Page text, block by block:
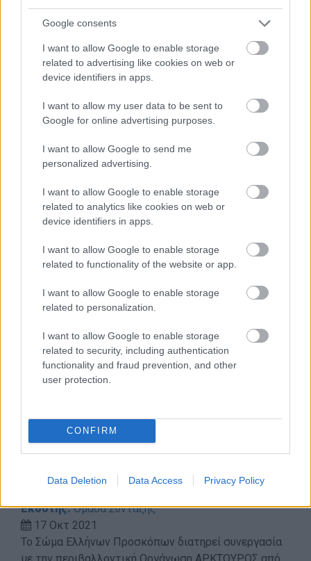
Google consents
I want to allow Google to enable storage
related to advertising like cookies on web or
device identifiers in apps.
I want to allow my user data to be sent to
Google for online advertising purposes.
I want to allow Google to send me
personalized advertising.
I want to allow Google to enable storage
related to analytics like cookies on web or
device identifiers in apps.
I want to allow Google to enable storage
related to functionality of the website or app.
I want to allow Google to enable storage
related to personalization.
I want to allow Google to enable storage
related to security, including authentication
functionality and fraud prevention, and other
user protection.
CONFIRM
Data Deletion Data Access Privacy Policy
09 Νοε 2021
Το πρόγραμμα «Πρόσκοπος του Κόσμου» έχει
θεσμοθετηθεί από τον Παγκόσμια Προσκοπική
Οργάνωση - W.O.S.M. και από τον Οργανισμό
Ηνωμένων Εθνών....
Τι γυρεύουν οι Πρόσκοποι στο COP26;
Εκδότης: Ομάδα Σύνταξης
08 Νοε 2021
από αυτά που κάνουμε και μαθαίνουμε στον
προσκοπισμό αφορούν την κατανόηση και τη
Τα μέλη της Προσκοπικής Ομάδας
Διάσωσης Άγριας Ζωής (Π.Ο.Δ.Α...
Εκδότης:Ομάδα Σύνταξης
17 Οκτ 2021
Το Σώμα Ελλήνων Προσκόπων διατηρεί συνεργασία